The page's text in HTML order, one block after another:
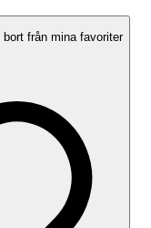
från mina favoriter